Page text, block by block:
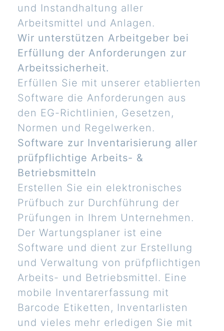
und Instandhaltung aller
Arbeitsmittel und Anlagen.
Wir unterstützen Arbeitgeber bei
Erfüllung der Anforderungen zur
Arbeitssicherheit.
Erfüllen Sie mit unserer etablierten
Software die Anforderungen aus
den EG-Richtlinien, Gesetzen,
Normen und Regelwerken.
Software zur Inventarisierung aller
prüfpflichtige Arbeits- &
Betriebsmitteln
Erstellen Sie ein elektronisches
Prüfbuch zur Durchführung der
Prüfungen in Ihrem Unternehmen.
Der Wartungsplaner ist eine
Software und dient zur Erstellung
und Verwaltung von prüfpflichtigen
Arbeits- und Betriebsmittel. Eine
mobile Inventarerfassung mit
Barcode Etiketten, Inventarlisten
und vieles mehr erledigen Sie mit